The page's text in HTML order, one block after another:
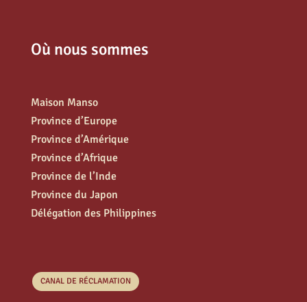
Où nous sommes
Maison Manso
Province d’Europe
Province d’Amérique
Province d’Afrique
Province de l’Inde
Province du Japon
Délégation des Philippines
CANAL DE RÉCLAMATION